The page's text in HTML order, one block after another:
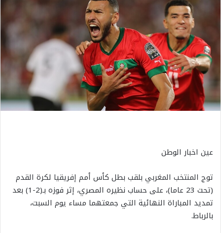
عين اخبار الوطن
توج المنتخب المغربي بلقب بطل كأس أمم إفريقيا لكرة القدم
(تحت 23 عاما)، على حساب نظيره المصري، إثر فوزه بـ(2-1) بعد
تمديد المباراة النهائية التي جمعتهما مساء يوم السبت،
بالرباط.